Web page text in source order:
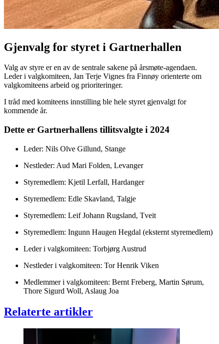
Gjenvalg for styret i Gartnerhallen
Valg av styre er en av de sentrale sakene på årsmøte-agendaen.
Leder i valgkomiteen, Jan Terje Vignes fra Finnøy orienterte om
valgkomiteens arbeid og prioriteringer.
I tråd med komiteens innstilling ble hele styret gjenvalgt for
kommende år.
Dette er Gartnerhallens tillitsvalgte i 2024
Leder: Nils Olve Gillund, Stange
Nestleder: Aud Mari Folden, Levanger
Styremedlem: Kjetil Lerfall, Hardanger
Styremedlem: Edle Skavland, Talgje
Styremedlem: Leif Johann Rugsland, Tveit
Styremedlem: Ingunn Haugen Hegdal (eksternt styremedlem)
Leder i valgkomiteen: Torbjørg Austrud
Nestleder i valgkomiteen: Tor Henrik Viken
Medlemmer i valgkomiteen: Bernt Freberg, Martin Sørum,
Thore Sigurd Woll, Aslaug Joa
Relaterte artikler